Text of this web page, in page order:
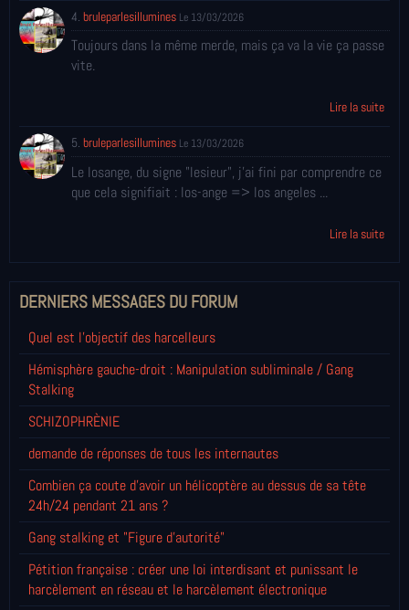
4. bruleparlesillumines Le 13/03/2026
Toujours dans la même merde, mais ça va la vie ça passe
vite.
Lire la suite
5. bruleparlesillumines Le 13/03/2026
Le losange, du signe "lesieur", j'ai fini par comprendre ce
que cela signifiait : los-ange => los angeles ...
Lire la suite
DERNIERS MESSAGES DU FORUM
Quel est l'objectif des harcelleurs
Hémisphère gauche-droit : Manipulation subliminale / Gang
Stalking
SCHIZOPHRÈNIE
demande de réponses de tous les internautes
Combien ça coute d'avoir un hélicoptère au dessus de sa tête
24h/24 pendant 21 ans ?
Gang stalking et "Figure d'autorité"
Pétition française : créer une loi interdisant et punissant le
harcèlement en réseau et le harcèlement électronique